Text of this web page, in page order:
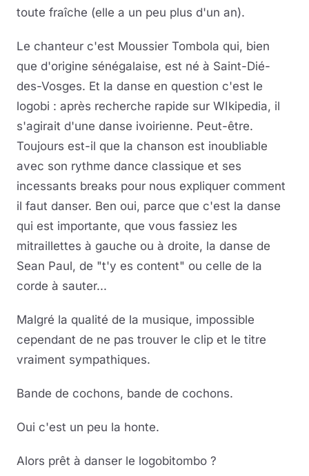
toute fraîche (elle a un peu plus d'un an).
Le chanteur c'est Moussier Tombola qui, bien
que d'origine sénégalaise, est né à Saint-Dié-
des-Vosges. Et la danse en question c'est le
logobi : après recherche rapide sur WIkipedia, il
s'agirait d'une danse ivoirienne. Peut-être.
Toujours est-il que la chanson est inoubliable
avec son rythme dance classique et ses
incessants breaks pour nous expliquer comment
il faut danser. Ben oui, parce que c'est la danse
qui est importante, que vous fassiez les
mitraillettes à gauche ou à droite, la danse de
Sean Paul, de "t'y es content" ou celle de la
corde à sauter...
Malgré la qualité de la musique, impossible
cependant de ne pas trouver le clip et le titre
vraiment sympathiques.
Bande de cochons, bande de cochons.
Oui c'est un peu la honte.
Alors prêt à danser le logobitombo ?